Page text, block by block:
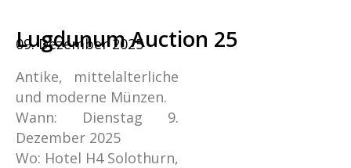
Lugdunum Auction 25
09. Dezember 2025
Antike, mittelalterliche
und moderne Münzen.
Wann: Dienstag 9.
Dezember 2025
Wo: Hotel H4 Solothurn,